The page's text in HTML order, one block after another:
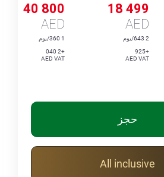
18 499
AED
2 643/يوم
+925
AED VAT
40 800
AED
1 360/يوم
+2 040
AED VAT
حجز
All inclusive